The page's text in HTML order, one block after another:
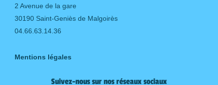
2 Avenue de la gare
30190 Saint-Geniès de Malgoirès
04.66.63.14.36
Mentions légales
Suivez-nous sur nos réseaux sociaux